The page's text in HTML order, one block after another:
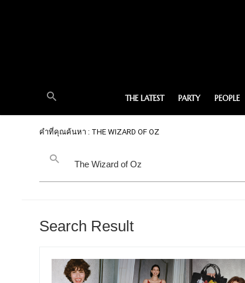
THE LATEST PARTY PEOPLE
คำที่คุณค้นหา : THE WIZARD OF OZ
Search Result